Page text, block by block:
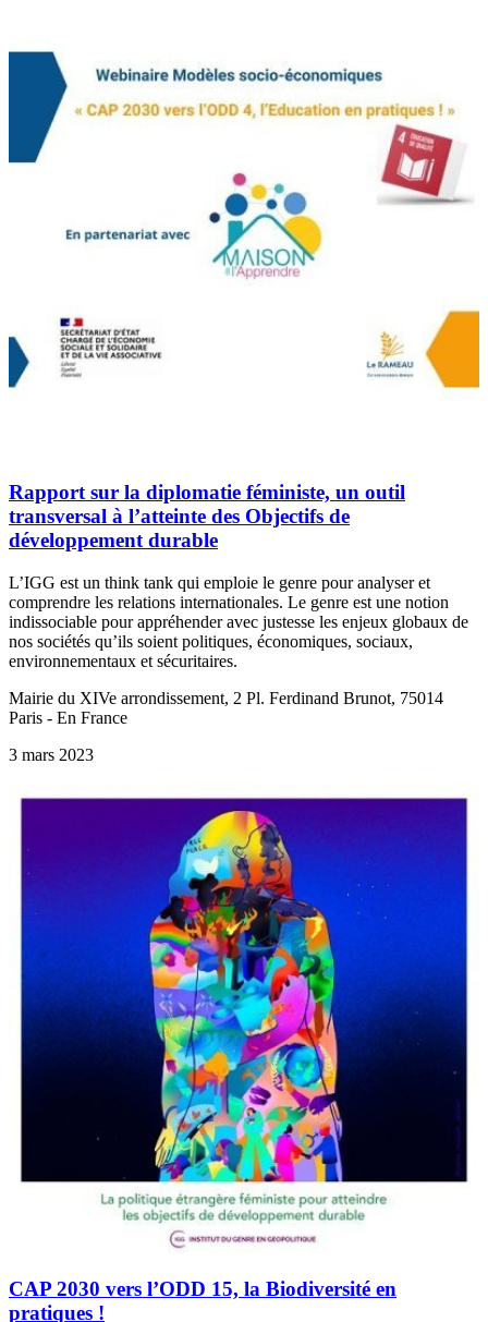
Rapport sur la diplomatie féministe, un outil
transversal à l’atteinte des Objectifs de
développement durable
L’IGG est un think tank qui emploie le genre pour analyser et
comprendre les relations internationales. Le genre est une notion
indissociable pour appréhender avec justesse les enjeux globaux de
nos sociétés qu’ils soient politiques, économiques, sociaux,
environnementaux et sécuritaires.
Mairie du XIVe arrondissement, 2 Pl. Ferdinand Brunot, 75014
Paris - En France
3 mars 2023
CAP 2030 vers l’ODD 15, la Biodiversité en
pratiques !